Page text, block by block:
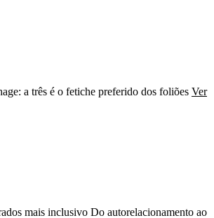
a três é o fetiche preferido dos foliões Ver
mais inclusivo Do autorelacionamento ao